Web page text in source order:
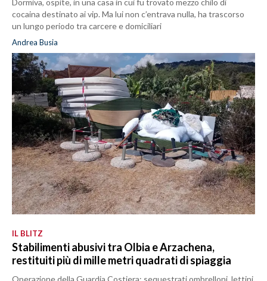
Dormiva, ospite, in una casa in cui fu trovato mezzo chilo di
cocaina destinato ai vip. Ma lui non c’entrava nulla, ha trascorso
un lungo periodo tra carcere e domiciliari
Andrea Busia
IL BLITZ
Stabilimenti abusivi tra Olbia e Arzachena,
restituiti più di mille metri quadrati di spiaggia